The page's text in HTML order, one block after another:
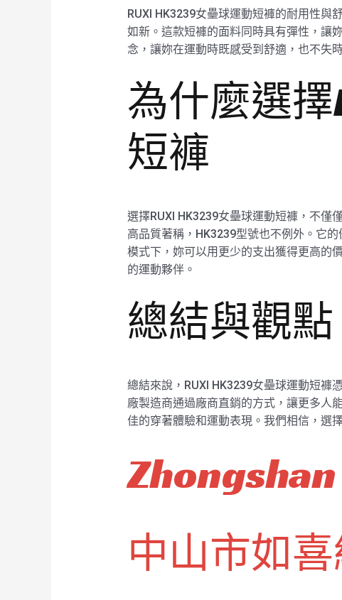
RUXI HK3239女壘球運動短褲的耐用性與
如新。這款短褲的面料同時具有彈性，讓
念，讓妳在運動時既感受到舒適，也不失
為什麼選
短褲
選擇RUXI HK3239女壘球運動短褲，不僅
高品質著稱，HK3239型號也不例外。它
模式下，妳可以用更少的支出獲得更高的
的運動夥伴。
總結與觀點
總結來說，RUXI HK3239女壘球運動短褲
廠製造商通過廠商直銷的方式，讓更多人
佳的穿著體驗和運動表現。我們相信，選
中山市如